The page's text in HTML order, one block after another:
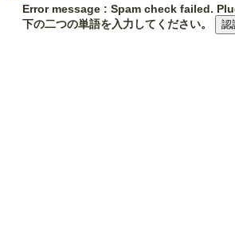
Error message : Spam check failed.
下の二つの単語を入力してください。